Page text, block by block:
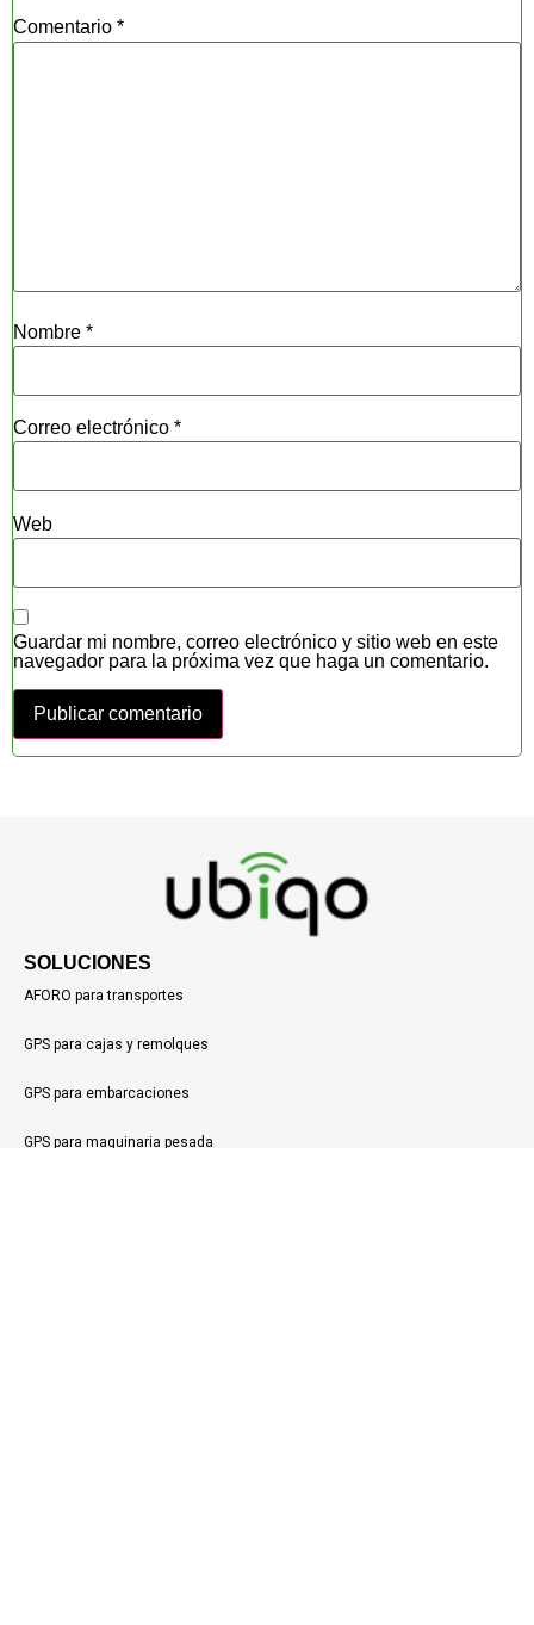
Comentario *
Nombre *
Correo electrónico *
Web
Guardar mi nombre, correo electrónico y sitio web en este
navegador para la próxima vez que haga un comentario.
SOLUCIONES
AFORO para transportes
GPS para cajas y remolques
GPS para embarcaciones
GPS para maquinaria pesada